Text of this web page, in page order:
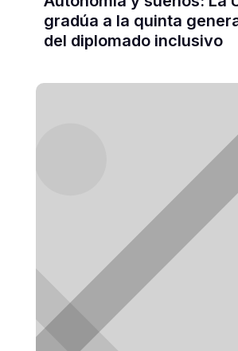
gradúa a la quinta
del diplomado inclusivo